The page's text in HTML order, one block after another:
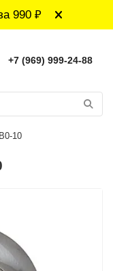
990 ₽
+7 (969) 999-24-88
10